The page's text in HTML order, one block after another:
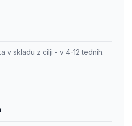
v skladu z cilji - v 4-12 tednih.